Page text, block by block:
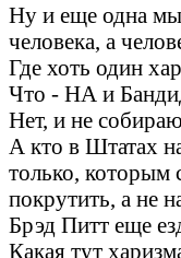
Ну и еще одна
человека, а
Где хоть один
Что - НА и
Нет, и не
А кто в Штатах
только, которым
покрутить, а не
Брэд Питт еще
Какая тут